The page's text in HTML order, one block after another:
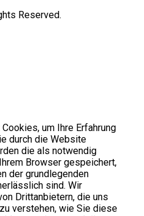
Reserved.
um Ihre Erfahrung
durch die Website
die als notwendig
Browser gespeichert,
der grundlegenden
sind. Wir
Drittanbietern, die uns
verstehen, wie Sie diese